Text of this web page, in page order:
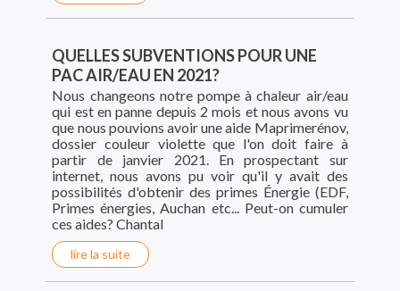
QUELLES SUBVENTIONS POUR UNE
PAC AIR/EAU EN 2021?
Nous changeons notre pompe à chaleur air/eau
qui est en panne depuis 2 mois et nous avons vu
que nous pouvions avoir une aide Maprimerénov,
dossier couleur violette que l'on doit faire à
partir de janvier 2021. En prospectant sur
internet, nous avons pu voir qu'il y avait des
possibilités d'obtenir des primes Énergie (EDF,
Primes énergies, Auchan etc... Peut-on cumuler
ces aides? Chantal
lire la suite